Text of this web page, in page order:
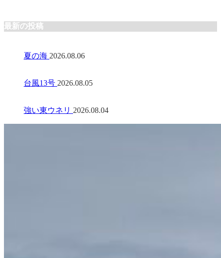
最新の投稿
夏の海 2026.08.06
台風13号 2026.08.05
強い東ウネリ 2026.08.04